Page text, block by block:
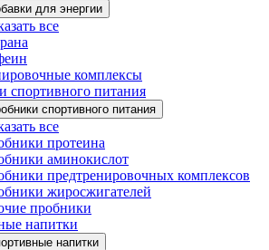
для энергии
все
комплексы
спортивного питания
спортивного питания
все
протеина
аминокислот
предтренировочных комплексов
жиросжигателей
пробники
напитки
напитки